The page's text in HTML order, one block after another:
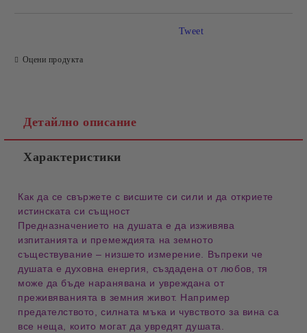
Оцени продукта
Tweet
Детайлно описание
Характеристики
Как да се свържете с висшите си сили и да откриете
истинската си същност
Предназначението на душата е да изживява
изпитанията и премеждията на земното
съществувание – низшето измерение. Въпреки че
душата е духовна енергия, създадена от любов, тя
може да бъде наранявана и увреждана от
преживяванията в земния живот. Например
предателството, силната мъка и чувството за вина са
все неща, които могат да увредят душата.